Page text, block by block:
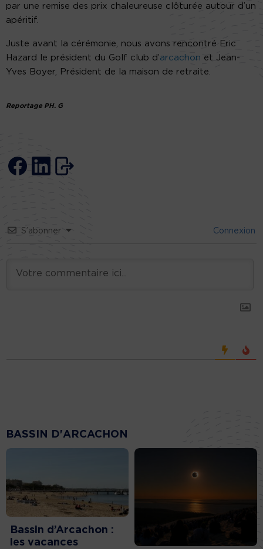
par une remise des prix chaleureuse clôturée autour d’un
apéritif.
Juste avant la cérémonie, nous avons rencontré Eric
Hazard le président du Golf club d’arcachon et Jean-
Yves Boyer, Président de la maison de retraite.
Reportage PH. G
S’abonner Connexion
BASSIN D'ARCACHON
Bassin d’Arcachon :
les vacances